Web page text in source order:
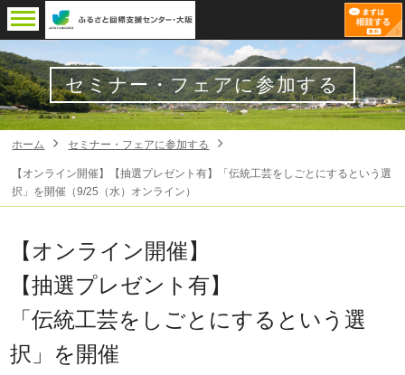
セミナー・フェアに参加する
ホーム セミナー・フェアに参加する
【オンライン開催】【抽選プレゼント有】「伝統工芸をしごとにするという選
択」を開催（9/25（水）オンライン）
【オンライン開催】
【抽選プレゼント有】
「伝統工芸をしごとにするという選
択」を開催